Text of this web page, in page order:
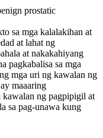
prostatic
sa mga kalalakihan at
at lahat ng
at nakakahiyang
pagkabalisa sa mga
mga uri ng kawalan ng
maaaring
kawalan ng pagpipigil at
sa pag-unawa kung